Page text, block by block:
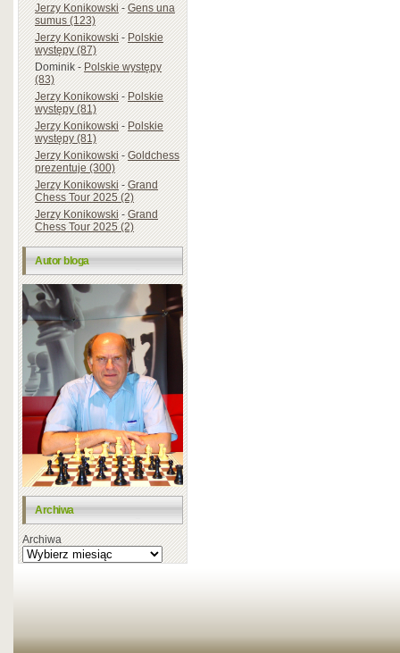
Jerzy Konikowski-Gens una
sumus (123)
Jerzy Konikowski-Polskie
występy (87)
Dominik-Polskie występy
(83)
Jerzy Konikowski-Polskie
występy (81)
Jerzy Konikowski-Polskie
występy (81)
Jerzy Konikowski-Goldchess
prezentuje (300)
Jerzy Konikowski-Grand
Chess Tour 2025 (2)
Jerzy Konikowski-Grand
Chess Tour 2025 (2)
Autor bloga
Archiwa
Archiwa